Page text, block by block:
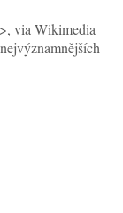
via Wikimedia